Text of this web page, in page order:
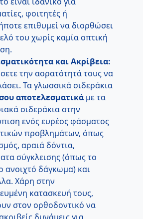
φοιτητές ή
επιθυμεί να διορθώσει
του χωρίς καμία οπτική
και Ακρίβεια:
την αορατότητά τους να
Τα γλωσσικά σιδεράκια
αποτελεσματικά με τα
σιδεράκια στην
ενός ευρέος φάσματος
προβλημάτων, όπως
αραιά δόντια,
σύγκλεισης (όπως το
ανοιχτό δάγκωμα) και
Χάρη στην
κατασκευή τους,
στον ορθοδοντικό να
δυνάμεις για